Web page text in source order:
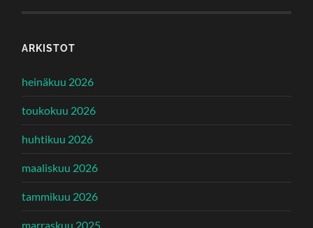
ARKISTOT
heinäkuu 2026
toukokuu 2026
huhtikuu 2026
maaliskuu 2026
tammikuu 2026
marraskuu 2025